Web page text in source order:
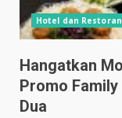
Hotel dan Restoran
Hangatkan
Promo
Dua